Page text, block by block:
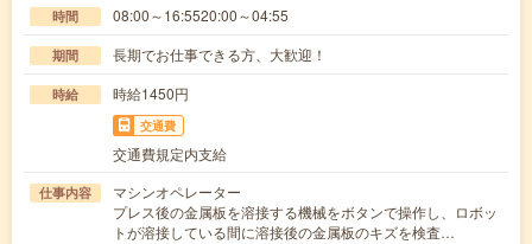
時間 08:00～16:5520:00～04:55
期間 長期でお仕事できる方、大歓迎！
時給 時給1450円
交通費
交通費規定内支給
仕事内容
マシンオペレーター
プレス後の金属板を溶接する機械をボタンで操作し、ロボッ
トが溶接している間に溶接後の金属板のキズを検査…